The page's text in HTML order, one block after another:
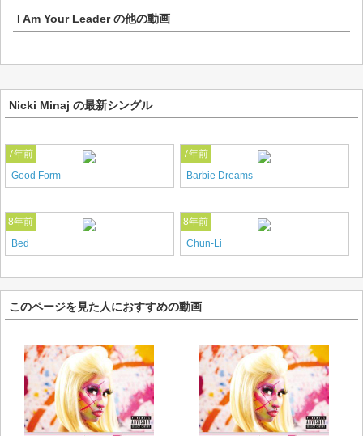
I Am Your Leaderの他の動画
Nicki Minaj の最新シングル
7年前
Good Form
7年前
Barbie Dreams
8年前
Bed
8年前
Chun-Li
このページを見た人におすすめの動画